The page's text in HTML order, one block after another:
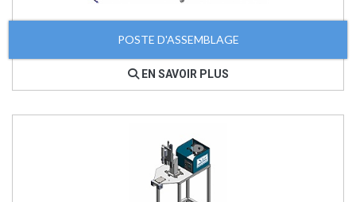
POSTE D'ASSEMBLAGE
EN SAVOIR PLUS